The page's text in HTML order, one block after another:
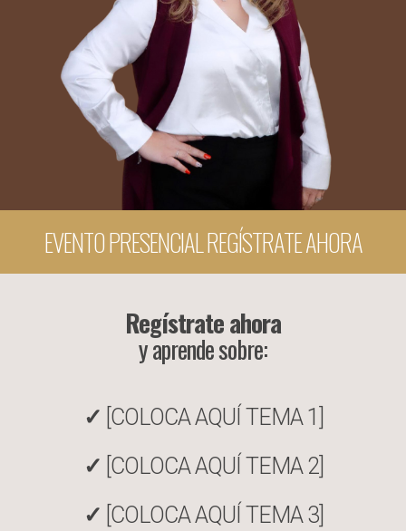
EVENTO PRESENCIAL REGÍSTRATE AHORA
Regístrate ahora
y aprende sobre:
✓ [COLOCA AQUÍ TEMA 1]
✓ [COLOCA AQUÍ TEMA 2]
✓ [COLOCA AQUÍ TEMA 3]